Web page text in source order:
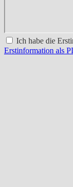
Ich habe die
Erstinformation als